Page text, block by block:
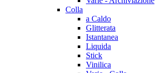
Colla
a Caldo
Glitterata
Istantanea
Liquida
Stick
Vinilica